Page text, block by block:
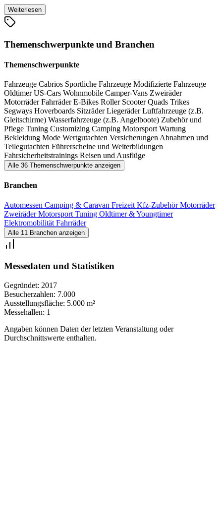
gastronomische Service machen die Fahrzeugmesse MotoTec in
Pirmasens darüber hinaus zu einem ganz besonderen Erlebnis für
Weiterlesen
Themenschwerpunkte und Branchen
Themenschwerpunkte
Fahrzeuge Cabrios Sportliche Fahrzeuge Modifizierte Fahrzeuge
OldtimerUS-Cars Wohnmobile Camper-Vans Zweiräder
MotorräderFahrräderE-Bikes Roller ScooterQuads Trikes
Segways Hoverboards SitzräderLiegeräderLuftfahrzeuge (z.B.
Gleitschirme) Wasserfahrzeuge (z.B. Angelboote) Zubehör und
Pflege Tuning Customizing Camping Motorsport Wartung
Bekleidung Mode Wertgutachten Versicherungen Abnahmen und
Teilegutachten Führerscheine und Weiterbildungen
Fahrsicherheitstrainings Reisen und Ausflüge
Alle 36 Themenschwerpunkte anzeigen
Branchen
Automessen Camping & Caravan Freizeit Kfz-ZubehörMotorräder
ZweiräderMotorsport Tuning Oldtimer & Youngtimer
Elektromobilität Fahrräder
Alle 11 Branchen anzeigen
Messedaten und Statistiken
Gegründet: 2017
Besucherzahlen: 7.000
Ausstellungsfläche: 5.000 m²
Messehallen: 1
Angaben können Daten der letzten Veranstaltung oder
Durchschnittswerte enthalten.